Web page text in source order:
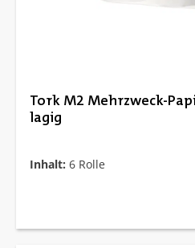
Tork M2 Mehrzweck-
lagig
Inhalt: 6 Rolle